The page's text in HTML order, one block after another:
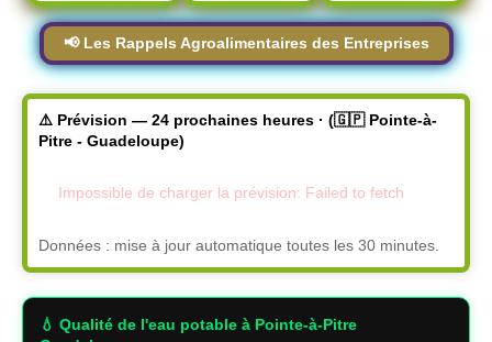
📢 Les Rappels Agroalimentaires des Entreprises
⚠️ Prévision — 24 prochaines heures · (🇬🇵 Pointe-à-
Pitre - Guadeloupe)
Impossible de charger la prévision: Failed to fetch
Données : mise à jour automatique toutes les 30 minutes.
💧 Qualité de l'eau potable à Pointe-à-Pitre